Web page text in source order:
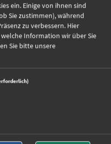
an:
ein. Einige von ihnen sind
Sie zustimmen), während
zu verbessern. Hier
Information wir über Sie
Sie bitte unsere